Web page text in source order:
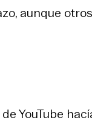
aunque
YouTube